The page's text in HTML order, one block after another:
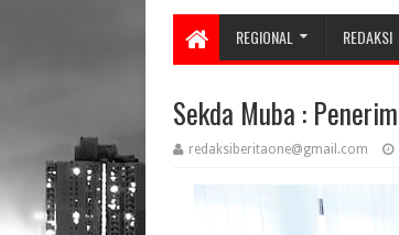
REGIONAL REDAKSI
Sekda Muba :
redaksiberitaone@gmail.com